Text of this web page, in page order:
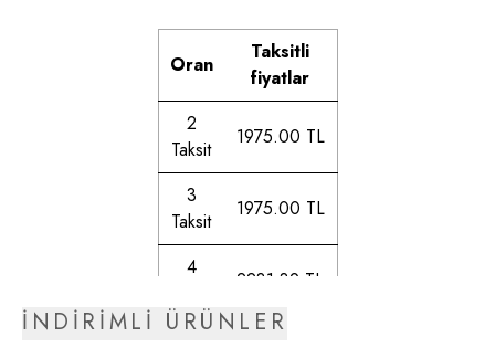
Oran
Taksitli
fiyatlar
2
Taksit
1975.00 TL
3
Taksit
1975.00 TL
4
2231.39 TL
İNDİRİMLİ ÜRÜNLER